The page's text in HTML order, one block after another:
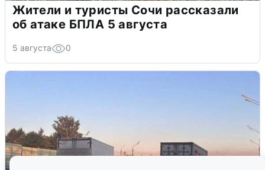
Жители и туристы Сочи рассказали
об атаке БПЛА 5 августа
5 августа 0